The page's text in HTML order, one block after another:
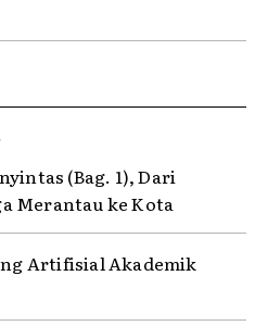
(Bag. 1), Dari
Merantau ke Kota
Artifisial Akademik